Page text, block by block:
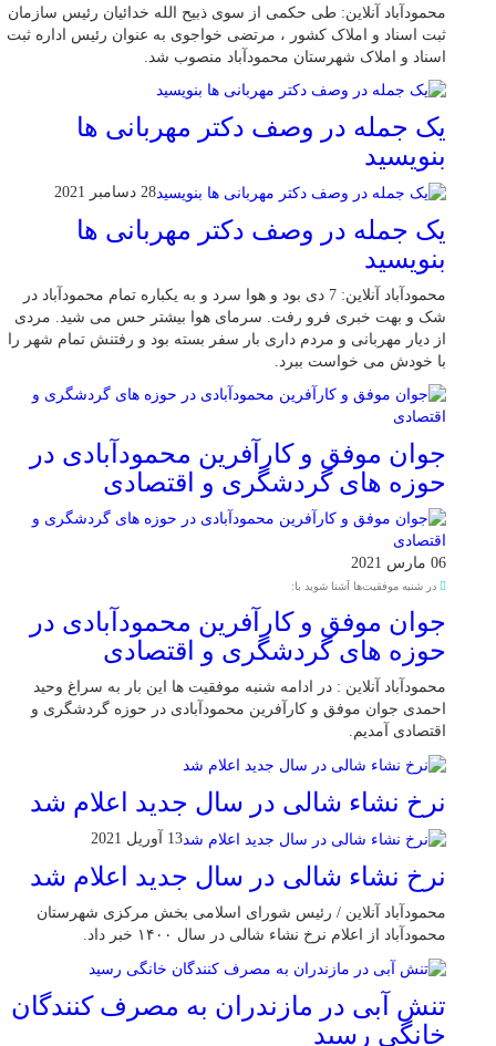
محمودآباد آنلاین: طی حکمی از سوی ذبیح الله خدائیان رئیس سازمان
ثبت اسناد و املاک کشور ، مرتضی خواجوی به عنوان رئیس اداره ثبت
اسناد و املاک شهرستان محمودآباد منصوب شد.
یک جمله در وصف دکتر مهربانی ها
بنویسید
28 دسامبر 2021
یک جمله در وصف دکتر مهربانی ها
بنویسید
محمودآباد آنلاین: 7 دی بود و هوا سرد و به یکباره تمام محمودآباد در
شک و بهت خبری فرو رفت. سرمای هوا بیشتر حس می شید. مردی
از دیار مهربانی و مردم داری بار سفر بسته بود و رفتنش تمام شهر را
با خودش می خواست ببرد.
جوان موفق و کارآفرین محمودآبادی در
حوزه های گردشگری و اقتصادی
06 مارس 2021
در شنبه موفقیت‌ها آشنا شوید با:
جوان موفق و کارآفرین محمودآبادی در
حوزه های گردشگری و اقتصادی
محمودآباد آنلاین : در ادامه شنبه موفقیت ها این بار به سراغ وحید
احمدی جوان موفق و کارآفرین محمودآبادی در حوزه گردشگری و
اقتصادی آمدیم.
نرخ نشاء شالی در سال جدید اعلام شد
13 آوریل 2021
نرخ نشاء شالی در سال جدید اعلام شد
محمودآباد آنلاین / رئیس شورای اسلامی بخش مرکزی شهرستان
محمودآباد از اعلام نرخ نشاء شالی در سال ۱۴۰۰ خبر داد.
تنش آبی در مازندران به مصرف كنندگان
خانگی رسيد